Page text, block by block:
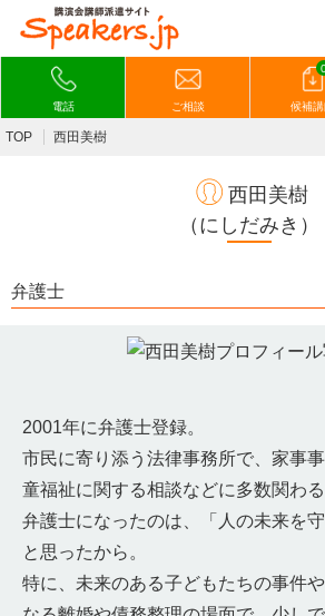
電話 ご相談 候補
TOP 西田美樹
西田美樹
（にしだみき）
弁護士
2001年に弁護士登録。
市民に寄り添う法律事務所で、家事
童福祉に関する相談などに多数関わる
弁護士になったのは、「人の未来を守
と思ったから。
特に、未来のある子どもたちの事件